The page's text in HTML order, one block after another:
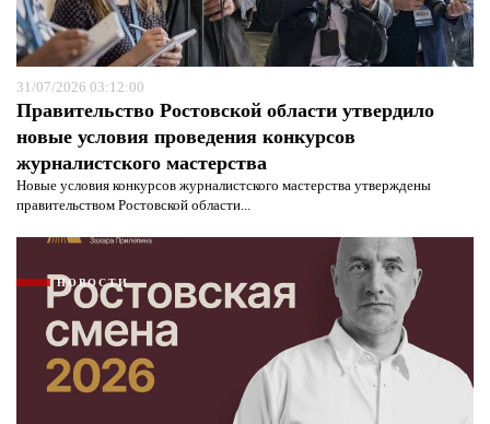
31/07/2026 03:12:00
Правительство Ростовской области утвердило
новые условия проведения конкурсов
журналистского мастерства
Новые условия конкурсов журналистского мастерства утверждены
правительством Ростовской области...
НОВОСТИ